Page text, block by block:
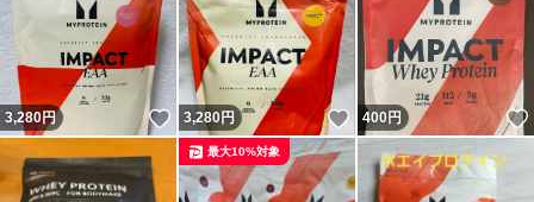
3,280円 いいね！
3,280円 いいね！
400円
最大10%対象